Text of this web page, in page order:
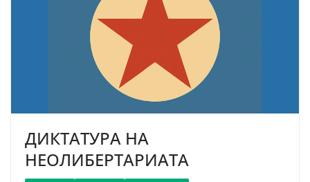
ДИКТАТУРА НА
НЕОЛИБЕРТАРИАТА